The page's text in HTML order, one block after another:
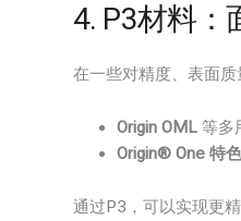
4. P3材料：
在一些对精度、表面
Origin OML 等多
Origin® One 特
通过P3，可以实现更